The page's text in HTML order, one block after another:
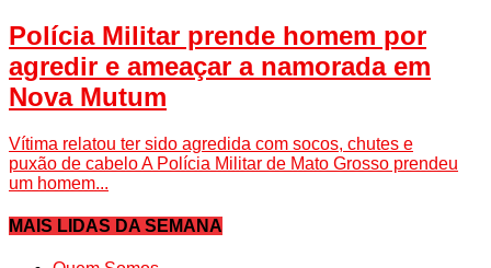
Polícia Militar prende homem por
agredir e ameaçar a namorada em
Nova Mutum
Vítima relatou ter sido agredida com socos, chutes e
puxão de cabelo A Polícia Militar de Mato Grosso prendeu
um homem...
MAIS LIDAS DA SEMANA